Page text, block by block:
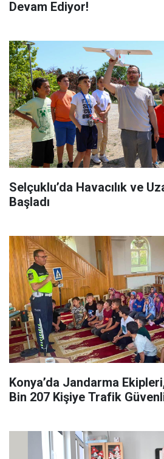
Devam Ediyor!
Selçuklu’da Havacılık ve
Başladı
Konya’da Jandarma
Bin 207 Kişiye Trafik